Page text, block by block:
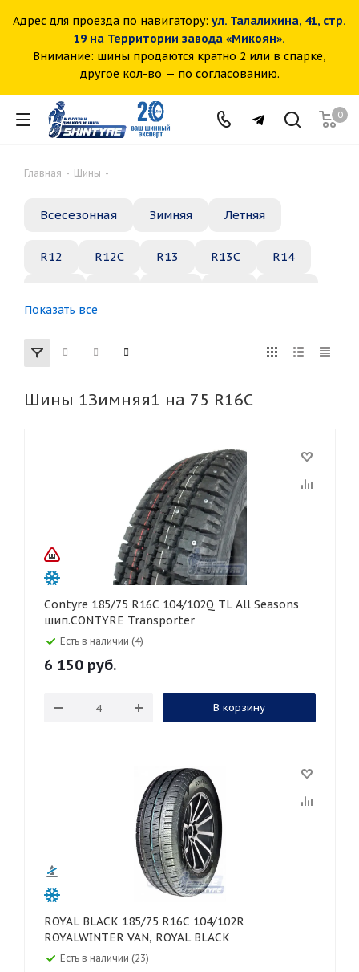
Адрес для проезда по навигатору: ул. Талалихина, 41, стр.
19 на Территории завода «Микоян».
Внимание: шины продаются кратно 2 или в спарке,
другое кол-во — по согласованию.
0
Главная - Шины -
Всесезонная Зимняя Летняя
R12 R12C R13 R13C R14
R22
155 165 185 195
285 295
40 45 45
55 65 70 75
Показать все
Шины 1Зимняя1 на 75 R16C
Contyre 185/75 R16C 104/102Q TL All Seasons
шип.CONTYRE Transporter
Есть в наличии (4)
6 150 руб.
В корзину
ROYAL BLACK 185/75 R16C 104/102R
ROYALWINTER VAN, ROYAL BLACK
Есть в наличии (23)